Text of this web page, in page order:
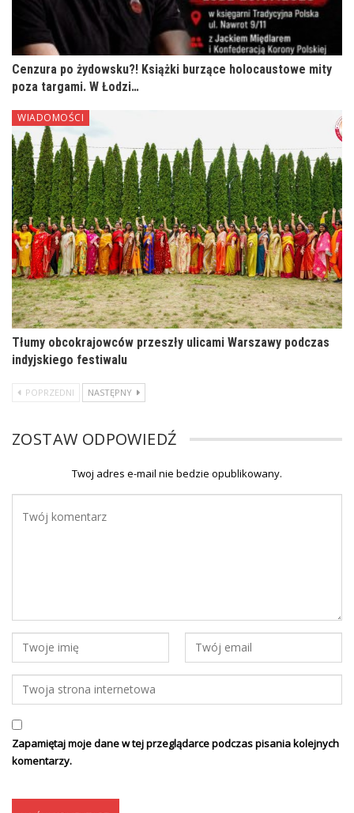
Cenzura po żydowsku?! Książki burzące holocaustowe mity
poza targami. W Łodzi…
WIADOMOŚCI
Tłumy obcokrajowców przeszły ulicami Warszawy podczas
indyjskiego festiwalu
POPRZEDNI NASTĘPNY
ZOSTAW ODPOWIEDŹ
Twoj adres e-mail nie bedzie opublikowany.
Zapamiętaj moje dane w tej przeglądarce podczas pisania kolejnych
komentarzy.